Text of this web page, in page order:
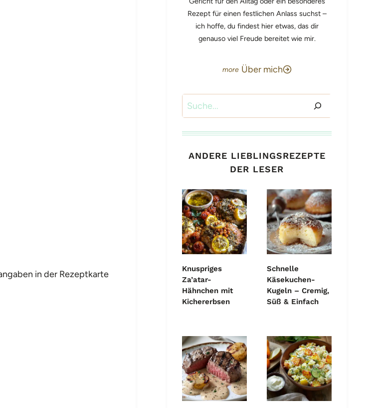
in der Rezeptkarte
Rezept für einen festlichen Anlass suchst –
ich hoffe, du findest hier etwas, das dir
genauso viel Freude bereitet wie mir.
Über mich
Suchen
ANDERE LIEBLINGSREZEPTE
DER LESER
Knuspriges
Za’atar-
Hähnchen mit
Kichererbsen
Schnelle
Käsekuchen-
Kugeln – Cremig,
Süß & Einfach